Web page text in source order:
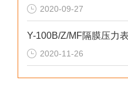
2020-09-27
2020-11-26